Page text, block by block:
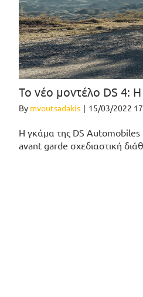
Το νέο μοντέλο DS 4:
By mvoutsadakis | 15/03/2022
H γκάμα της DS Automobiles
avant garde σχεδιαστική